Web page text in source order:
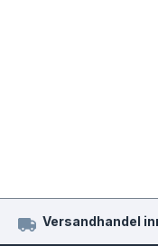
Versandhandel